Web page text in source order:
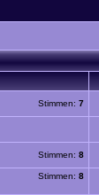
Stimmen: 7
Stimmen: 8
Stimmen: 8